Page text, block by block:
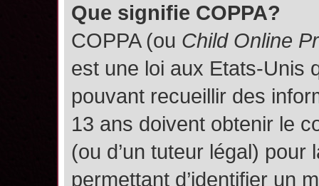
Que signifie COPPA?
COPPA (ou Child Online
est une loi aux Etats-Unis
pouvant recueillir des
13 ans doivent obtenir le
(ou d’un tuteur légal)
permettant d’identifier un